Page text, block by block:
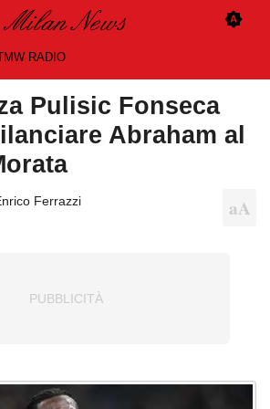
RADIO
Pulisic Fonseca
Abraham al
Ferrazzi